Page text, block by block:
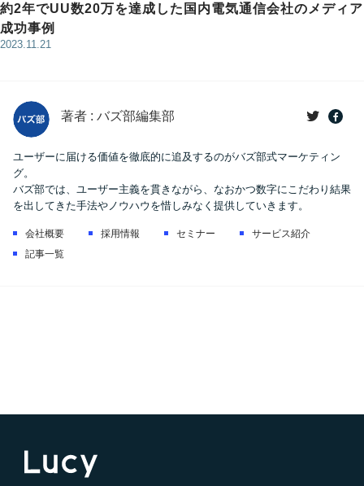
約2年でUU数20万を達成した国内電気通信会社のメディア
成功事例
2023.11.21
著者 : バズ部編集部
ユーザーに届ける価値を徹底的に追及するのがバズ部式マーケティン
グ。
バズ部では、ユーザー主義を貫きながら、なおかつ数字にこだわり結果
を出してきた手法やノウハウを惜しみなく提供していきます。
会社概要 採用情報 セミナー
サービス紹介
記事一覧